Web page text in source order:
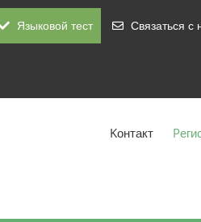
Языковой тест Связаться с
Kонтакт